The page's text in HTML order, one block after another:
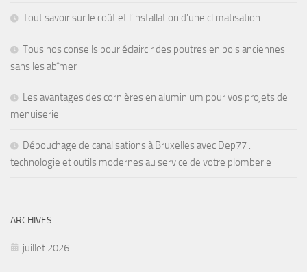
Tout savoir sur le coût et l’installation d’une climatisation
Tous nos conseils pour éclaircir des poutres en bois anciennes
sans les abîmer
Les avantages des cornières en aluminium pour vos projets de
menuiserie
Débouchage de canalisations à Bruxelles avec Dep77 :
technologie et outils modernes au service de votre plomberie
ARCHIVES
juillet 2026